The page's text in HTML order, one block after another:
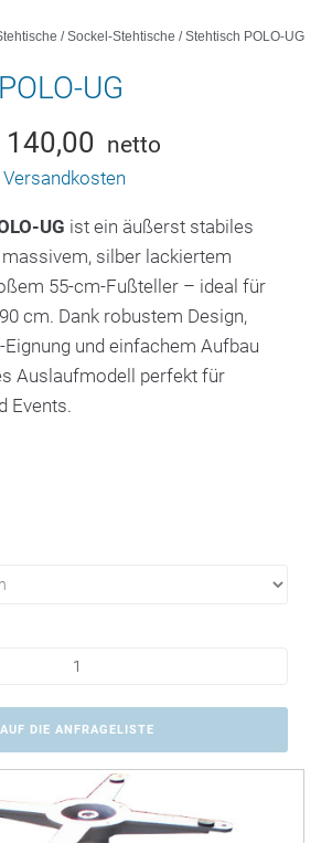
/Sockel-Stehtische / Stehtisch POLO-UG
UG
140,00 netto
Versandkosten
UG ist ein äußerst stabiles
silber lackiertem
55-cm-Fußteller – ideal für
cm. Dank robustem Design,
und einfachem Aufbau
Auslaufmodell perfekt für
Events.
AUF DIE ANFRAGELISTE